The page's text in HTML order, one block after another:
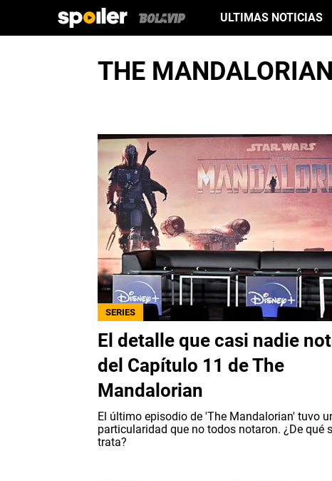
ULTIMAS NOTICIAS
THE
SERIES
El detalle que casi nadie
del Capítulo 11 de The
Mandalorian
El último episodio de 'The Mandalorian' tuvo
particularidad que no todos notaron. ¿De qué
trata?